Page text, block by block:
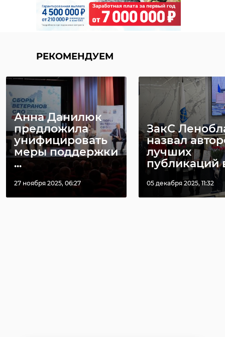
РЕКОМЕНДУЕМ
Анна Данилюк
предложила
унифицировать
меры поддержки
...
27 ноября 2025, 06:27
ЗакС
назвал
лучших
публикаций
05 декабря 2025, 11:32